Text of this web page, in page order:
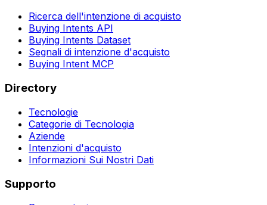
Ricerca dell'intenzione di acquisto
Buying Intents API
Buying Intents Dataset
Segnali di intenzione d'acquisto
Buying Intent MCP
Directory
Tecnologie
Categorie di Tecnologia
Aziende
Intenzioni d'acquisto
Informazioni Sui Nostri Dati
Supporto